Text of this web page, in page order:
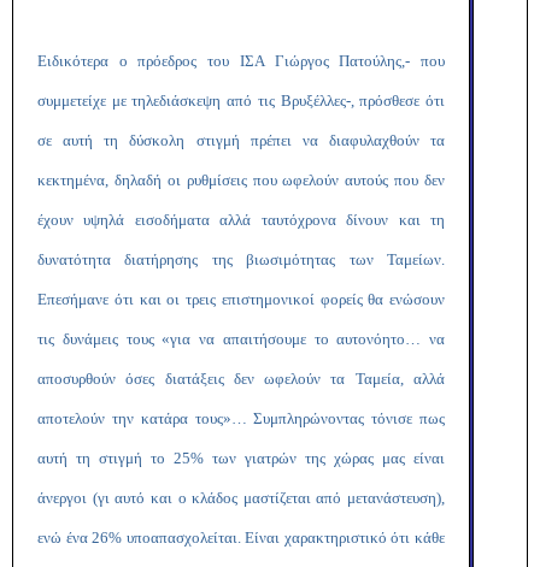
Ειδικότερα ο πρόεδρος του ΙΣΑ Γιώργος Πατούλης,- που
συμμετείχε με τηλεδιάσκεψη από τις Βρυξέλλες-, πρόσθεσε ότι
σε αυτή τη δύσκολη στιγμή πρέπει να διαφυλαχθούν τα
κεκτημένα, δηλαδή οι ρυθμίσεις που ωφελούν αυτούς που δεν
έχουν υψηλά εισοδήματα αλλά ταυτόχρονα δίνουν και τη
δυνατότητα διατήρησης της βιωσιμότητας των Ταμείων.
Επεσήμανε ότι και οι τρεις επιστημονικοί φορείς θα ενώσουν
τις δυνάμεις τους «για να απαιτήσουμε το αυτονόητο… να
αποσυρθούν όσες διατάξεις δεν ωφελούν τα Ταμεία, αλλά
αποτελούν την κατάρα τους»… Συμπληρώνοντας τόνισε πως
αυτή τη στιγμή το 25% των γιατρών της χώρας μας είναι
άνεργοι (γι αυτό και ο κλάδος μαστίζεται από μετανάστευση),
ενώ ένα 26% υποαπασχολείται. Είναι χαρακτηριστικό ότι κάθε